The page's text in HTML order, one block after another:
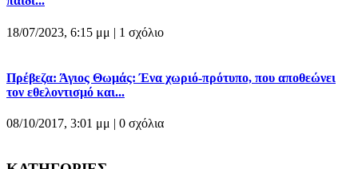
18/07/2023, 6:15 μμ | 1 σχόλιο
Πρέβεζα: Άγιος Θωμάς: Ένα χωριό-πρότυπο, που αποθεώνει
τον εθελοντισμό και...
08/10/2017, 3:01 μμ | 0 σχόλια